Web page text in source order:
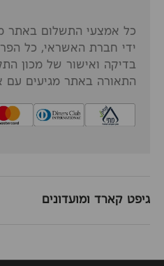
כל אמצעי התשלום באתר
ידי חברת האשראי, כל
בדיקה ואישור של מכון
התאורה באתר מגיעים עם
גיפט קארד ומועדונים